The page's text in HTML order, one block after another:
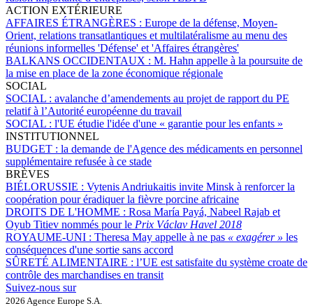
ACTION EXTÉRIEURE
AFFAIRES ÉTRANGÈRES : Europe de la défense, Moyen-
Orient, relations transatlantiques et multilatéralisme au menu des
réunions informelles 'Défense' et 'Affaires étrangères'
BALKANS OCCIDENTAUX : M. Hahn appelle à la poursuite de
la mise en place de la zone économique régionale
SOCIAL
SOCIAL : avalanche d’amendements au projet de rapport du PE
relatif à l’Autorité européenne du travail
SOCIAL : l'UE étudie l'idée d'une « garantie pour les enfants »
INSTITUTIONNEL
BUDGET : la demande de l'Agence des médicaments en personnel
supplémentaire refusée à ce stade
BRÈVES
BIÉLORUSSIE : Vytenis Andriukaitis invite Minsk à renforcer la
coopération pour éradiquer la fièvre porcine africaine
DROITS DE L'HOMME : Rosa María Payá, Nabeel Rajab et
Oyub Titiev nommés pour le Prix Václav Havel 2018
ROYAUME-UNI : Theresa May appelle à ne pas « exagérer » les
conséquences d'une sortie sans accord
SÛRETÉ ALIMENTAIRE : l’UE est satisfaite du système croate de
contrôle des marchandises en transit
Suivez-nous sur
2026 Agence Europe S.A.